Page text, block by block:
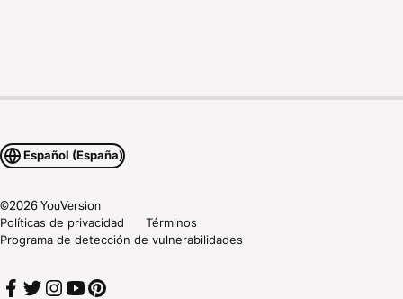
Español (España)
©2026YouVersion
Políticas de privacidad
Términos
Programa de detección de vulnerabilidades